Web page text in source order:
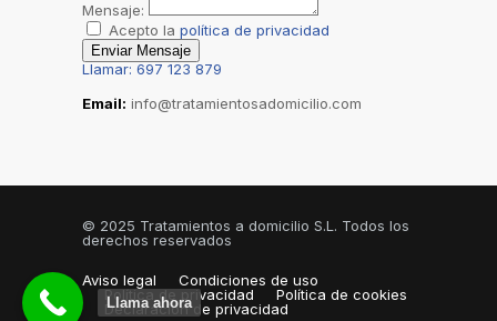
Mensaje:
Acepto la política de privacidad
Enviar Mensaje
Llamar: 697 123 879
Email: info@tratamientosadomicilio.com
© 2025 Tratamientos a domicilio S.L. Todos los
derechos reservados
Aviso legal
Condiciones de uso
Política de privacidad
Política de cookies
Declaración de privacidad
Llama ahora